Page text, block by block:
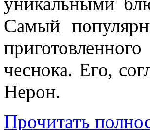
Самый
чеснока. Его,
Нерон.
Прочитать